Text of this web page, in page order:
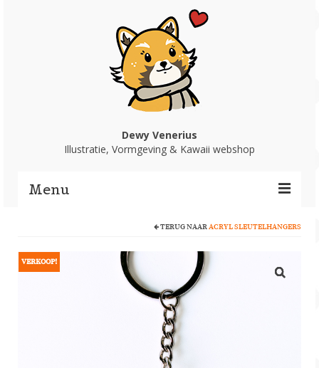
Dewy Venerius
Illustratie, Vormgeving & Kawaii webshop
Menu
Portfolio
TERUG NAAR ACRYL SLEUTELHANGERS
VERKOOP!